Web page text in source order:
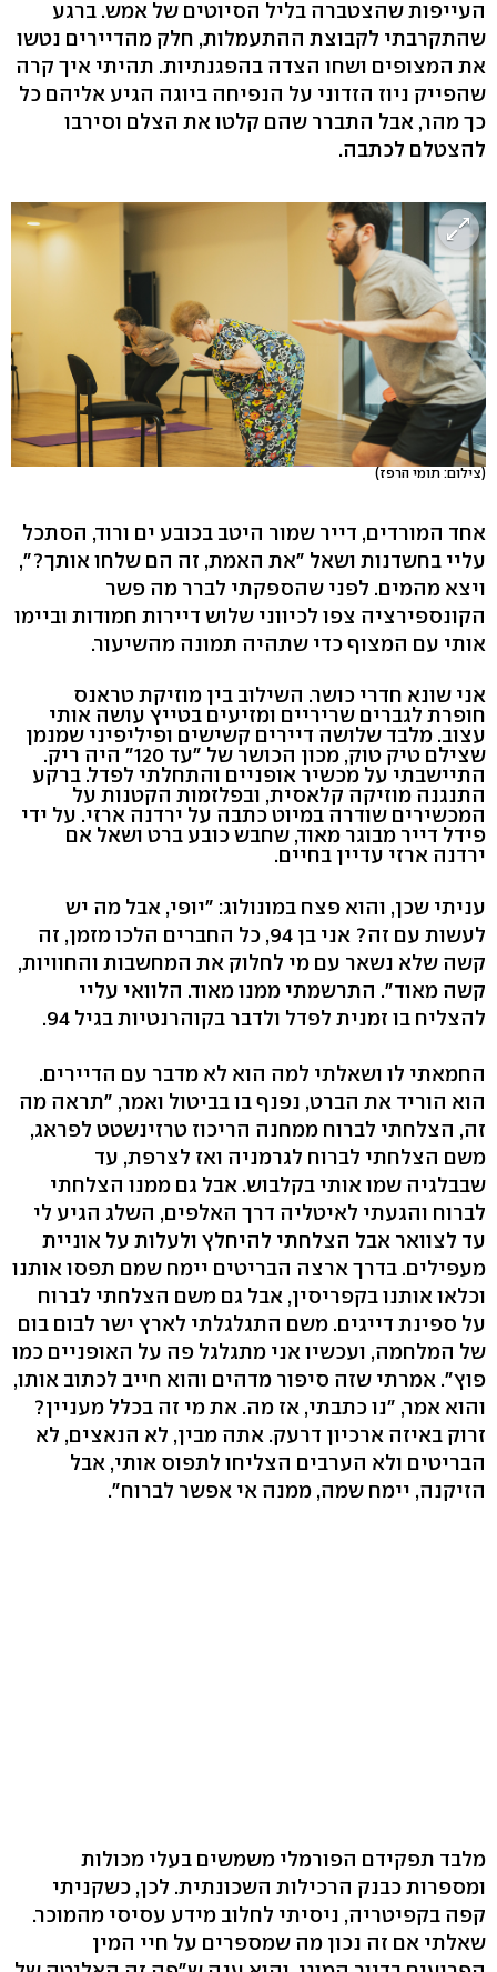
העייפות שהצטברה בליל הסיוטים של אמש. ברגע
שהתקרבתי לקבוצת ההתעמלות, חלק מהדיירים נטשו
את המצופים ושחו הצדה בהפגנתיות. תהיתי איך קרה
שהפייק ניוז הזדוני על הנפיחה ביוגה הגיע אליהם כל
כך מהר, אבל התברר שהם קלטו את הצלם וסירבו
להצטלם לכתבה.
(צילום: תומי הרפז)
אחד המורדים, דייר שמור היטב בכובע ים ורוד, הסתכל
עליי בחשדנות ושאל "את האמת, זה הם שלחו אותך?",
ויצא מהמים. לפני שהספקתי לברר מה פשר
הקונספירציה צפו לכיווני שלוש דיירות חמודות וביימו
אותי עם המצוף כדי שתהיה תמונה מהשיעור.
אני שונא חדרי כושר. השילוב בין מוזיקת טראנס
חופרת לגברים שריריים ומזיעים בטייץ עושה אותי
עצוב. מלבד שלושה דיירים קשישים ופיליפיני שמנמן
שצילם טיק טוק, מכון הכושר של "עד 120" היה ריק.
התיישבתי על מכשיר אופניים והתחלתי לפדל. ברקע
התנגנה מוזיקה קלאסית, ובפלזמות הקטנות על
המכשירים שודרה במיוט כתבה על ירדנה ארזי. על ידי
פידל דייר מבוגר מאוד, שחבש כובע ברט ושאל אם
ירדנה ארזי עדיין בחיים.
עניתי שכן, והוא פצח במונולוג: "יופי, אבל מה יש
לעשות עם זה? אני בן 94, כל החברים הלכו מזמן, זה
קשה שלא נשאר עם מי לחלוק את המחשבות והחוויות,
קשה מאוד". התרשמתי ממנו מאוד. הלוואי עליי
להצליח בו זמנית לפדל ולדבר בקוהרנטיות בגיל 94.
החמאתי לו ושאלתי למה הוא לא מדבר עם הדיירים.
הוא הוריד את הברט, נפנף בו בביטול ואמר, "תראה מה
זה, הצלחתי לברוח ממחנה הריכוז טרזינשטט לפראג,
משם הצלחתי לברוח לגרמניה ואז לצרפת, עד
שבבלגיה שמו אותי בקלבוש. אבל גם ממנו הצלחתי
לברוח והגעתי לאיטליה דרך האלפים, השלג הגיע לי
עד לצוואר אבל הצלחתי להיחלץ ולעלות על אוניית
מעפילים. בדרך ארצה הבריטים יימח שמם תפסו אותנו
וכלאו אותנו בקפריסין, אבל גם משם הצלחתי לברוח
על ספינת דייגים. משם התגלגלתי לארץ ישר לבום בום
של המלחמה, ועכשיו אני מתגלגל פה על האופניים כמו
פוץ". אמרתי שזה סיפור מדהים והוא חייב לכתוב אותו,
והוא אמר, "נו כתבתי, אז מה. את מי זה בכלל מעניין?
זרוק באיזה ארכיון דרעק. אתה מבין, לא הנאצים, לא
הבריטים ולא הערבים הצליחו לתפוס אותי, אבל
הזיקנה, יימח שמה, ממנה אי אפשר לברוח".
מלבד תפקידם הפורמלי משמשים בעלי מכולות
ומספרות כבנק הרכילות השכונתית. לכן, כשקניתי
קפה בקפיטריה, ניסיתי לחלוב מידע עסיסי מהמוכר.
שאלתי אם זה נכון מה שמספרים על חיי המין